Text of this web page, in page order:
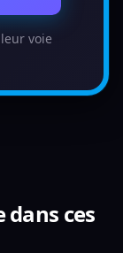
voie
dans ces